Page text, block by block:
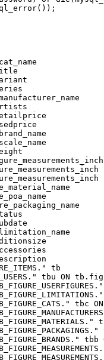
as
as
as
as
as
as
as
as
as
as
as
as
as
tb
ON
fuf
tbl
tbc ON
tbmat
tbb ON